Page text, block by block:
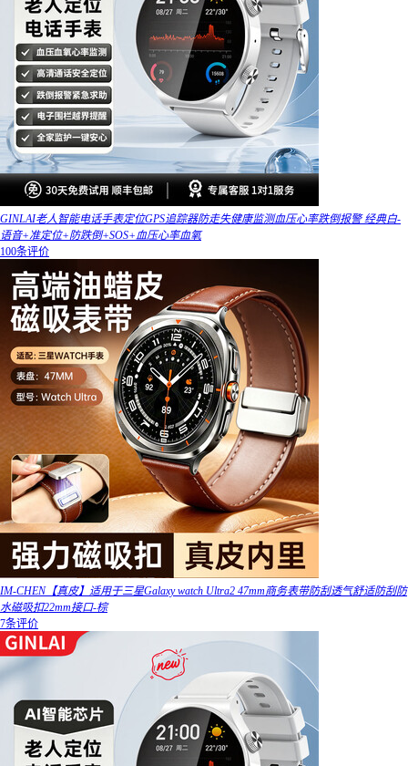
GINLAI老人智能电话手表定位GPS追踪器防走失健康监测血压心率跌倒报警 经典白-
语音+准定位+防跌倒+SOS+血压心率血氧
100条评价
IM-CHEN【真皮】适用于三星Galaxy watch Ultra2 47mm商务表带防刮透气舒适防刮防
水磁吸扣22mm接口-棕
7条评价